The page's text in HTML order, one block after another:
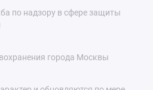
по надзору в сфере защиты
города Москвы